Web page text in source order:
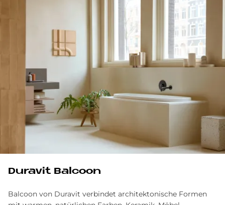
Du­ra­vit Bal­coon
Balcoon von Duravit verbindet architektonische Formen